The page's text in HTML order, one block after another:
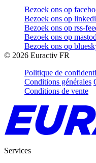
Bezoek ons op
Bezoek ons op
Bezoek ons op rss-
Bezoek ons op
Bezoek ons op
© 2026 Euractiv FR
Politique de
Conditions générales
Conditions de vente
Services